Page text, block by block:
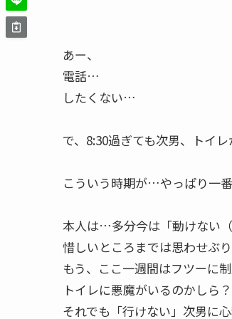
あー、
電話…
したくない…
で、8:30過ぎても次男、トイレ
こういう時期が…やっぱり一
本人は…多分今は「動けない
惜しいところまでは思わせぶ
もう、ここ一週間はフツーに
トイレに悪魔がいるのかしら？
それでも「行けない」次男に